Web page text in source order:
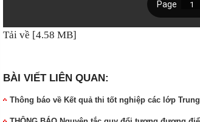
Tải về [4.58 MB]
BÀI VIẾT LIÊN QUAN:
Thông báo về Kết quả thi tốt nghiệp các lớp